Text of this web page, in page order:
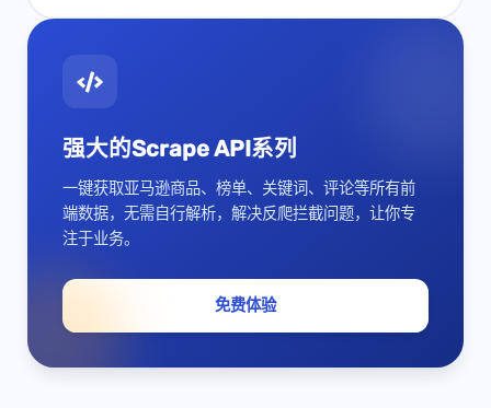
强大的Scrape API系列
一键获取亚马逊商品、榜单、关键词、评论等所有前
端数据，无需自行解析，解决反爬拦截问题，让你专
注于业务。
免费体验